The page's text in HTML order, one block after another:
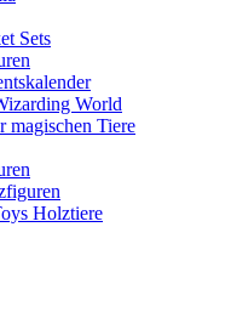
Sets
World
magischen Tiere
Holztiere